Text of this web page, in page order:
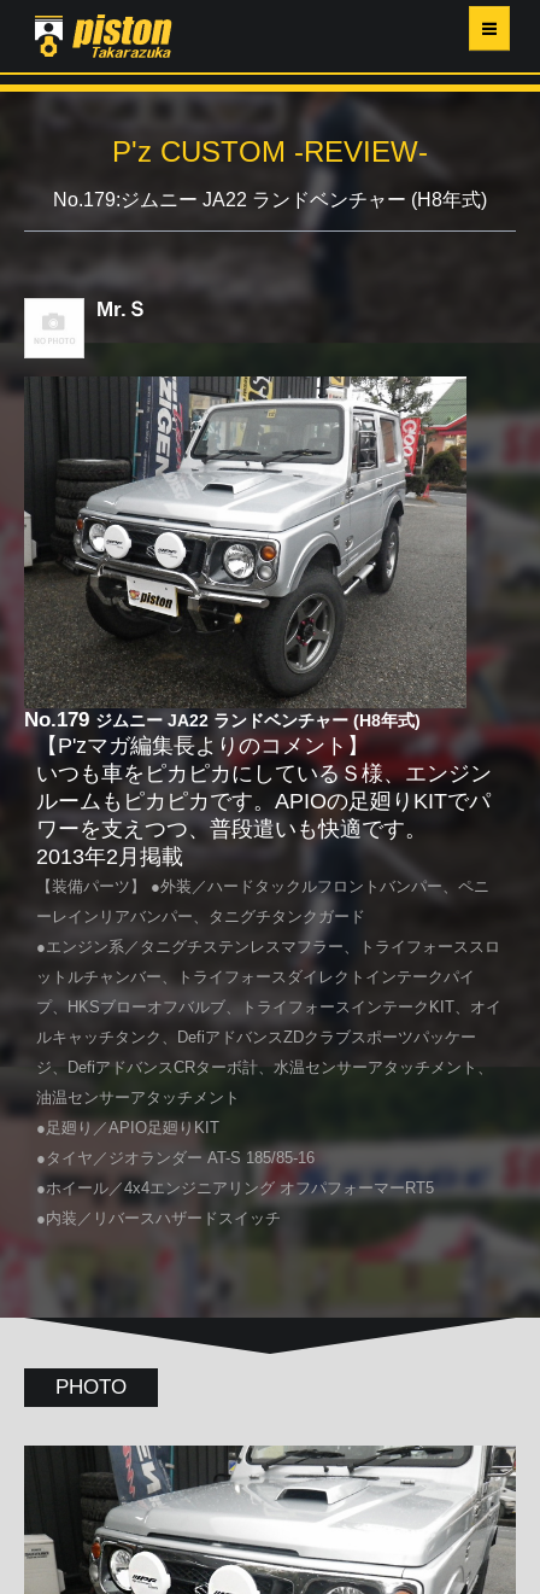
P'Z MAGAZINE
PISTON YAHOO店
営業日・イベントカレンダー
店舗ご案内
P'z CUSTOM -REVIEW-
No.179:ジムニー JA22 ランドベンチャー (H8年式)
Mr.Ｓ
No.179 ジムニー JA22 ランドベンチャー (H8年式)
【P'zマガ編集長よりのコメント】
いつも車をピカピカにしているＳ様、エンジン
ルームもピカピカです。APIOの足廻りKITでパ
ワーを支えつつ、普段遣いも快適です。
2013年2月掲載
【装備パーツ】 ●外装／ハードタックルフロントバンパー、ペニ
ーレインリアバンパー、タニグチタンクガード
●エンジン系／タニグチステンレスマフラー、トライフォーススロ
ットルチャンバー、トライフォースダイレクトインテークパイ
プ、HKSブローオフバルブ、トライフォースインテークKIT、オイ
ルキャッチタンク、DefiアドバンスZDクラブスポーツパッケー
ジ、DefiアドバンスCRターボ計、水温センサーアタッチメント、
油温センサーアタッチメント
●足廻り／APIO足廻りKIT
●タイヤ／ジオランダー AT-S 185/85-16
●ホイール／4x4エンジニアリング オフパフォーマーRT5
●内装／リバースハザードスイッチ
PHOTO